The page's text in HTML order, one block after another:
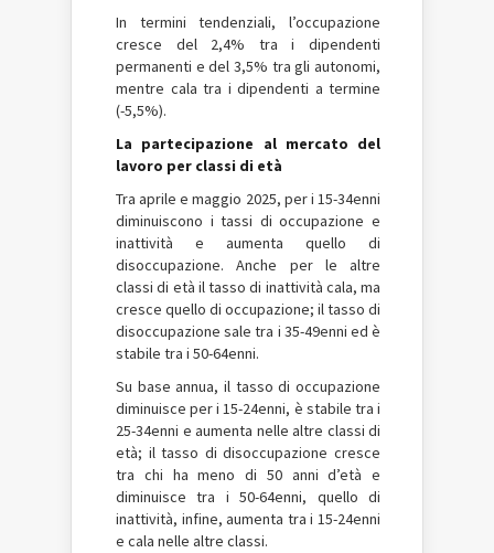
In termini tendenziali, l’occupazione
cresce del 2,4% tra i dipendenti
permanenti e del 3,5% tra gli autonomi,
mentre cala tra i dipendenti a termine
(-5,5%).
La partecipazione al mercato del
lavoro per classi di età
Tra aprile e maggio 2025, per i 15-34enni
diminuiscono i tassi di occupazione e
inattività e aumenta quello di
disoccupazione. Anche per le altre
classi di età il tasso di inattività cala, ma
cresce quello di occupazione; il tasso di
disoccupazione sale tra i 35-49enni ed è
stabile tra i 50-64enni.
Su base annua, il tasso di occupazione
diminuisce per i 15-24enni, è stabile tra i
25-34enni e aumenta nelle altre classi di
età; il tasso di disoccupazione cresce
tra chi ha meno di 50 anni d’età e
diminuisce tra i 50-64enni, quello di
inattività, infine, aumenta tra i 15-24enni
e cala nelle altre classi.